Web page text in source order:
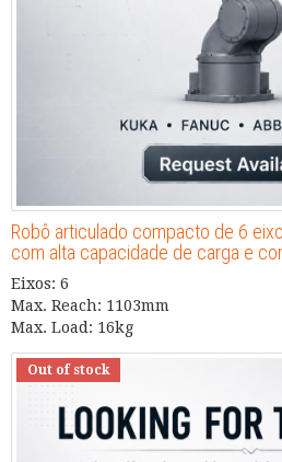
Robô articulado compacto de 6
com alta capacidade de carga e
Eixos: 6
Max. Reach: 1103mm
Max. Load: 16kg
Out of stock